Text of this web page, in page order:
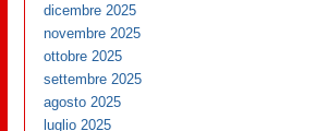
dicembre 2025
novembre 2025
ottobre 2025
settembre 2025
agosto 2025
luglio 2025